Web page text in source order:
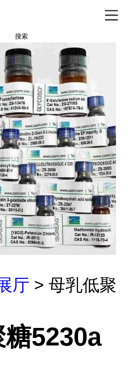
搜索
厅 > 母乳低聚
5230a